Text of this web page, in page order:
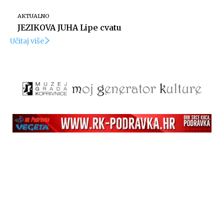
AKTUALNO
JEZIKOVA JUHA Lipe cvatu
Učitaj više